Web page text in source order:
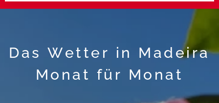
Das Wetter in Madeira
Monat für Monat